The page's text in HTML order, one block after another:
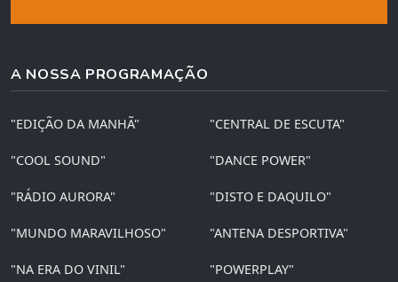
A NOSSA PROGRAMAÇÃO
"EDIÇÃO DA MANHÃ" "CENTRAL DE ESCUTA"
"COOL SOUND" "DANCE POWER"
"RÁDIO AURORA" "DISTO E DAQUILO"
"MUNDO MARAVILHOSO" "ANTENA DESPORTIVA"
"NA ERA DO VINIL" "POWERPLAY"